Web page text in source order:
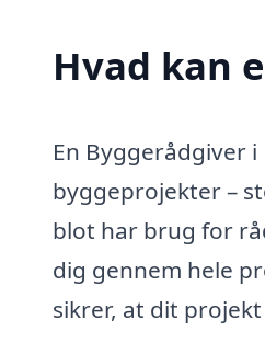
Hvad kan
En Byggerådgiver
byggeprojekter –
blot har brug for
dig gennem hele
sikrer, at dit